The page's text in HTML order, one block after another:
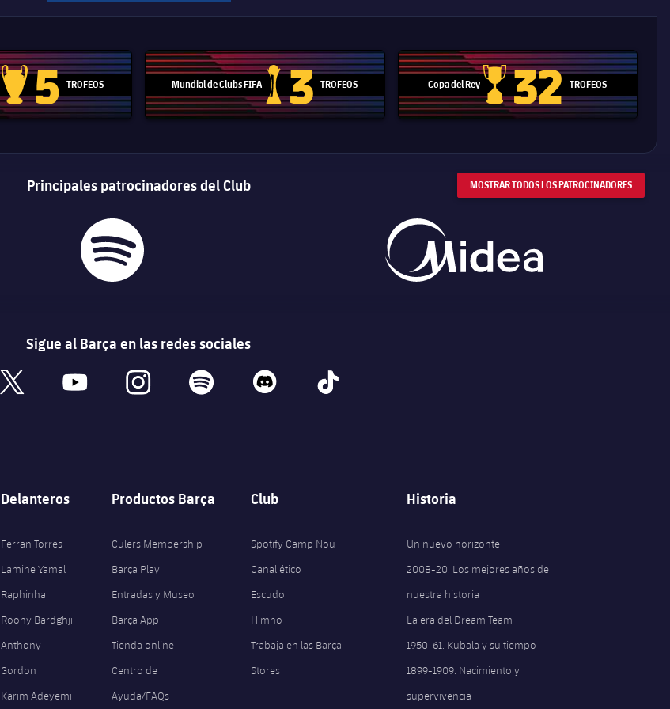
Trofeo de la Liga de Campeones
5 TROFEOS Mundial de Clubs FIFA
Trofeo del Mundial de Clubes
3 TROFEOS Copa del Rey
Copa del Rey
32 TROFEOS
Principales patrocinadores del Club MOSTRAR TODOS LOS PATROCINADORES
Sigue al Barça en las redes sociales
x youtube instagram spotify discord tiktok
Delanteros
Ferran Torres
Lamine Yamal
Raphinha
Roony Bardghji
Anthony
Gordon
Karim Adeyemi
Productos Barça
Culers Membership
Barça Play
Entradas y Museo
Barça App
Tienda online
Centro de
Ayuda/FAQs
Club
Spotify Camp Nou
Canal ético
Escudo
Himno
Trabaja en las Barça
Stores
Historia
Un nuevo horizonte
2008-20. Los mejores años de
nuestra historia
La era del Dream Team
1950-61. Kubala y su tiempo
1899-1909. Nacimiento y
supervivencia